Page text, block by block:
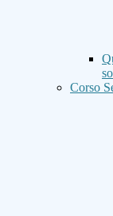
Corso